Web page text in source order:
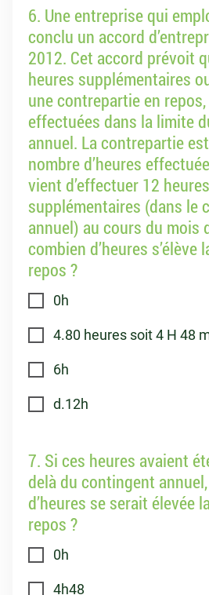
6. Une entreprise qui
conclu un accord
2012. Cet accord prévoit
heures supplémentaires
une contrepartie en
effectuées dans la limite
annuel. La contrepartie
nombre d’heures
vient d’effectuer 12 heures
supplémentaires (dans le
annuel) au cours du mois
combien d’heures
repos ?
0h
4.80 heures soit 4 H 48
6h
d.12h
7. Si ces heures avaient
delà du contingent
d’heures se serait élevée
repos ?
0h
4h48